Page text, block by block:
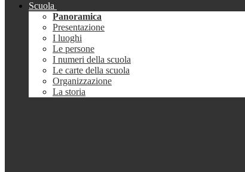
Scuola
Panoramica
Presentazione
I luoghi
Le persone
I numeri della scuola
Le carte della scuola
Organizzazione
La storia